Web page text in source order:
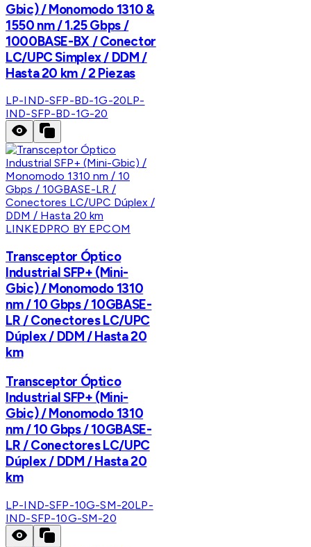
Gbic) / Monomodo 1310 &
1550 nm / 1.25 Gbps /
1000BASE-BX / Conector
LC/UPC Simplex / DDM /
Hasta 20 km / 2 Piezas
LP-IND-SFP-BD-1G-20LP-
IND-SFP-BD-1G-20
LINKEDPRO BY EPCOM
Transceptor Óptico
Industrial SFP+ (Mini-
Gbic) / Monomodo 1310
nm / 10 Gbps / 10GBASE-
LR / Conectores LC/UPC
Dúplex / DDM / Hasta 20
km
Transceptor Óptico
Industrial SFP+ (Mini-
Gbic) / Monomodo 1310
nm / 10 Gbps / 10GBASE-
LR / Conectores LC/UPC
Dúplex / DDM / Hasta 20
km
LP-IND-SFP-10G-SM-20LP-
IND-SFP-10G-SM-20